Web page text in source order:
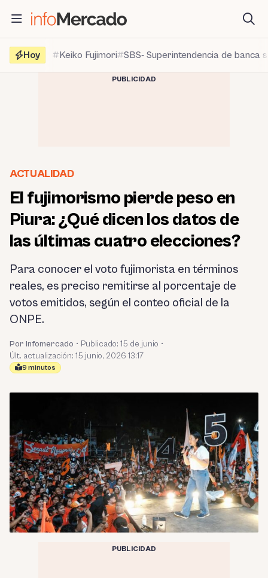
contenido
Hoy
Keiko Fujimori SBS- Superintendencia de banca
PUBLICIDAD
ACTUALIDAD
El fujimorismo pierde peso en
Piura: ¿Qué dicen los datos de
las últimas cuatro elecciones?
Para conocer el voto fujimorista en términos
reales, es preciso remitirse al porcentaje de
votos emitidos, según el conteo oficial de la
ONPE.
Por Infomercado • Publicado: 15 de junio •
Últ. actualización: 15 junio, 2026 13:17
9 minutos
PUBLICIDAD